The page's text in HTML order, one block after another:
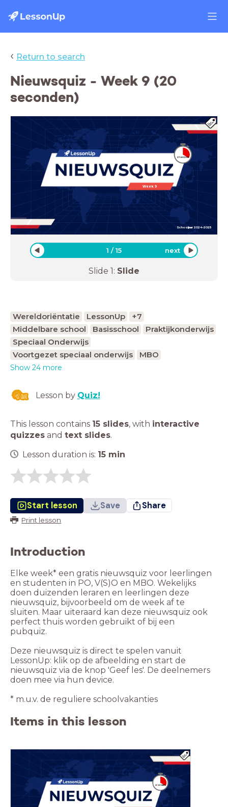
‹ Return to search
Nieuwsquiz - Week 9 (20
seconden)
Week 9
Schooljaar 2024-2025
1 /15 next
Slide 1: Slide
Wereldoriëntatie LessonUp
+7
Middelbare school
Basisschool
Praktijkonderwijs
Speciaal Onderwijs
Voortgezet speciaal onderwijs
MBO
Show 24 more
Lesson by Quiz!
This lesson contains 15 slides, with interactive
quizzes and text slides.
Lesson duration is: 15 min
Start lesson Save Share
Print lesson
Introduction
Elke week* een gratis nieuwsquiz voor leerlingen
en studenten in PO, V(S)O en MBO. Wekelijks
doen duizenden leraren en leerlingen deze
nieuwsquiz, bijvoorbeeld om de week af te
sluiten. Maar uiteraard kan deze nieuwsquiz ook
perfect thuis worden gebruikt of bij een
pubquiz.
Deze nieuwsquiz is direct te spelen vanuit
LessonUp: klik op de afbeelding en start de
nieuwsquiz via de knop 'Geef les'. De deelnemers
doen mee via hun device.
* m.u.v. de reguliere schoolvakanties
Items in this lesson